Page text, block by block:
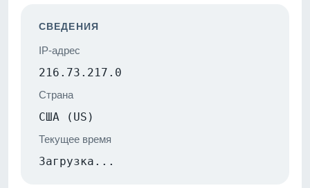
СВЕДЕНИЯ
IP-адрес
216.73.217.0
Страна
США (US)
Текущее время
Загрузка...